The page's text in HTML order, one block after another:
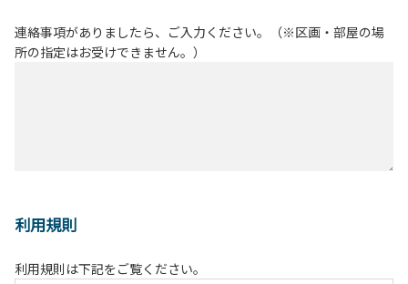
連絡事項がありましたら、ご入力ください。（※区画・部屋の場
所の指定はお受けできません。）
利用規則
利用規則は下記をご覧ください。